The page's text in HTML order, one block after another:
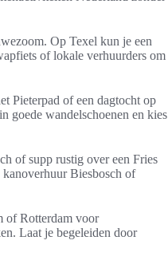
Op Texel kun je een
of lokale verhuurders om
Pieterpad of een dagtocht op
goede wandelschoenen en kies
of supp rustig over een Fries
Biesbosch of
of Rotterdam voor
Laat je begeleiden door